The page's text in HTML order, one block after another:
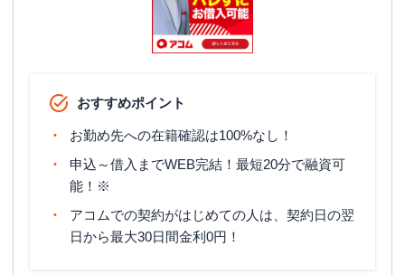
おすすめポイント
お勤め先への在籍確認は100%なし！
申込～借入までWEB完結！最短20分で融資可
能！※
アコムでの契約がはじめての人は、契約日の翌
日から最大30日間金利0円！